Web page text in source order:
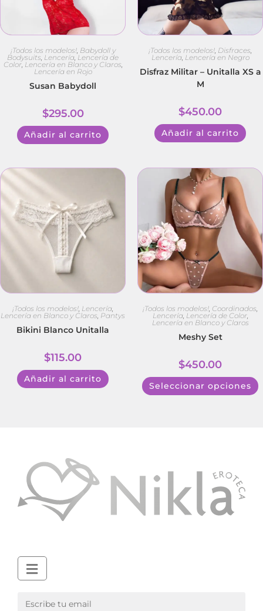
¡Todos los modelos!, Babydoll y
Bodysuits, Lencería, Lencería de
Color, Lencería en Blanco y Claros,
Lencería en Rojo
Susan Babydoll
$295.00
Añadir al carrito
¡Todos los modelos!, Disfraces,
Lencería, Lencería en Negro
Disfraz Militar – Unitalla XS a
M
$450.00
Añadir al carrito
¡Todos los modelos!, Lencería,
Lencería en Blanco y Claros, Pantys
Bikini Blanco Unitalla
$115.00
Añadir al carrito
¡Todos los modelos! Coordinados
Lencería, Lencería de Color
Lencería en Blanco y Claros
Meshy Set
$450.00
Seleccionar opciones